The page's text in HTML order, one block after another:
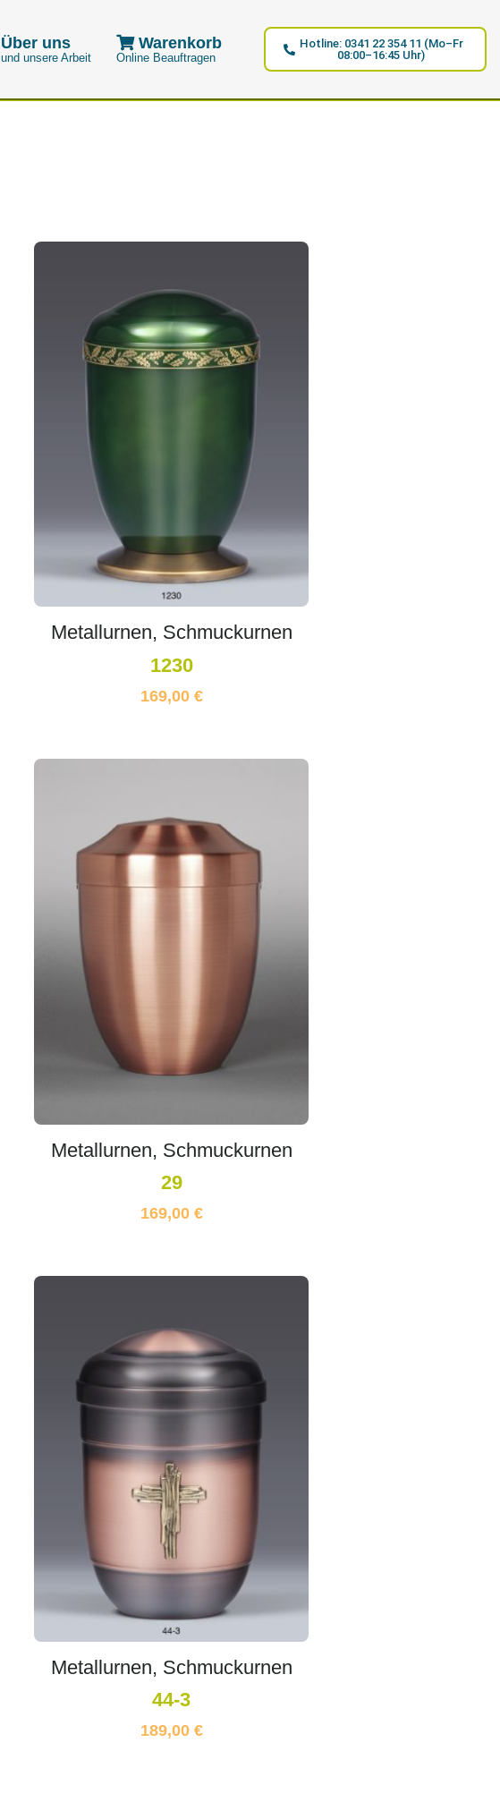
Über uns
und unsere Arbeit
Warenkorb
Online Beauftragen
Hotline: 0341 22 354 11 (Mo–Fr
08:00–16:45 Uhr)
Metallurnen, Schmuckurnen
1230
169,00 €
Metallurnen, Schmuckurnen
29
169,00 €
Metallurnen, Schmuckurnen
44-3
189,00 €